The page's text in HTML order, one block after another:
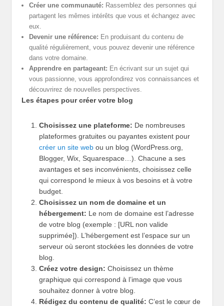
Créer une communauté: Rassemblez des personnes qui
partagent les mêmes intérêts que vous et échangez avec
eux.
Devenir une référence: En produisant du contenu de
qualité régulièrement, vous pouvez devenir une référence
dans votre domaine.
Apprendre en partageant: En écrivant sur un sujet qui
vous passionne, vous approfondirez vos connaissances et
découvrirez de nouvelles perspectives.
Les étapes pour créer votre blog
Choisissez une plateforme: De nombreuses
plateformes gratuites ou payantes existent pour
créer un site web ou un blog (WordPress.org,
Blogger, Wix, Squarespace…). Chacune a ses
avantages et ses inconvénients, choisissez celle
qui correspond le mieux à vos besoins et à votre
budget.
Choisissez un nom de domaine et un
hébergement: Le nom de domaine est l’adresse
de votre blog (exemple : [URL non valide
supprimée]). L’hébergement est l’espace sur un
serveur où seront stockées les données de votre
blog.
Créez votre design: Choisissez un thème
graphique qui correspond à l’image que vous
souhaitez donner à votre blog.
Rédigez du contenu de qualité: C’est le cœur de